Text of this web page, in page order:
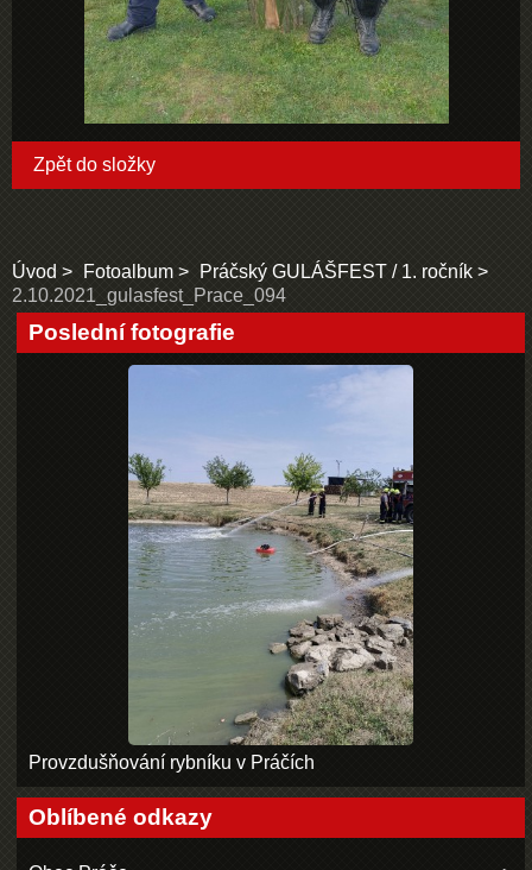
Zpět do složky
Úvod Fotoalbum
Práčský GULÁŠFEST / 1. ročník
2.10.2021_gulasfest_Prace_094
Poslední fotografie
Provzdušňování rybníku v Práčích
Oblíbené odkazy